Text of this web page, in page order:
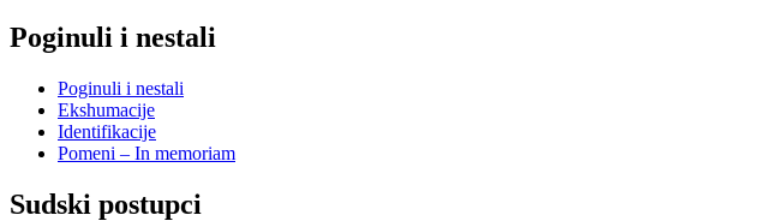
Poginuli i nestali
Poginuli i nestali
Ekshumacije
Identifikacije
Pomeni – In memoriam
Sudski postupci